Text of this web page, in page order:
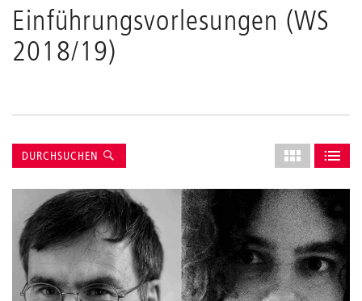
der
Webseite
Einführungsvorlesungen (WS
2018/19)
Suche
DURCHSUCHEN
Layout
des
Grids
anpassen
ALS GRIDALS